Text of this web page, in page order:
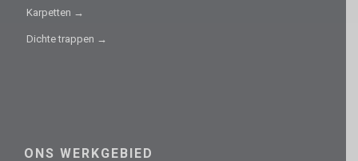
Karpetten →
Dichte trappen →
ONS WERKGEBIED